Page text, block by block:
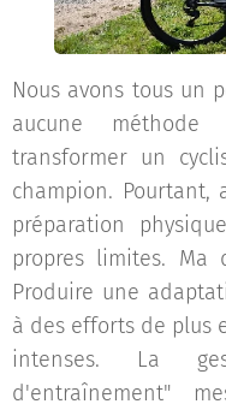
Nous avons tous un
aucune méthode
transformer un
champion. Pourtant,
préparation
propres limites.
Produire une
à des efforts de plus
intenses. La
d'entraînement"